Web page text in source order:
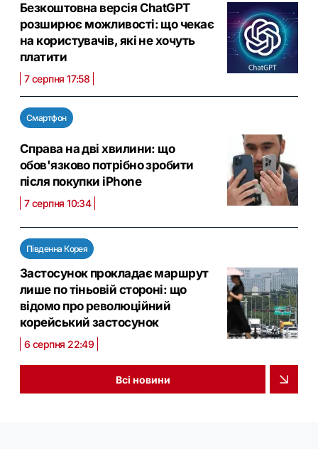
Безкоштовна версія ChatGPT
розширює можливості: що чекає
на користувачів, які не хочуть
платити
7 серпня 17:58
Смартфон
Справа на дві хвилини: що
обов'язково потрібно зробити
після покупки iPhone
7 серпня 10:34
Південна Корея
Застосунок прокладає маршрут
лише по тіньовій стороні: що
відомо про революційний
корейський застосунок
6 серпня 22:49
Всі новини